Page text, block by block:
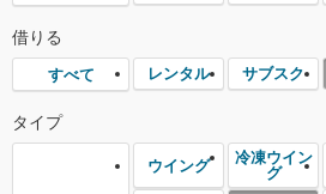
借りる
すべて レンタル サブスク
タイプ
ウイング
冷凍ウイン
グ